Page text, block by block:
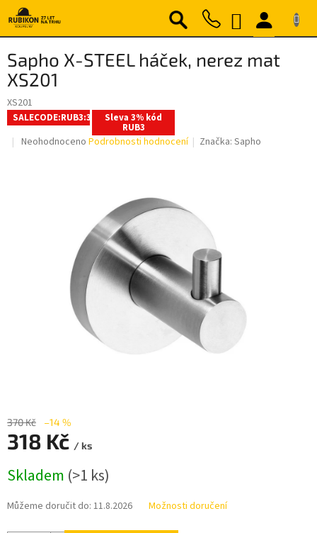
Přejít
na
obsah
NÁKUPNÍ
KOŠÍK
Sapho X-STEEL háček, nerez mat
XS201
XS201
SALECODE:RUB3:3:% Sleva 3% kód
RUB3
Průměrné
Neohodnoceno Podrobnosti hodnocení Značka:Sapho
370 Kč –14 %
318 Kč / ks
cena:
Skladem (>1 ks)
Můžeme doručit do: 11.8.2026 Možnosti doručení